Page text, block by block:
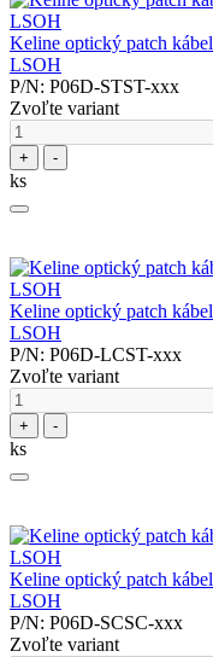
Keline optický patch
LSOH
P/N: P06D-STST-xxx
Zvoľte variant
+ -
ks
Keline optický patch
LSOH
P/N: P06D-LCST-xxx
Zvoľte variant
+ -
ks
Keline optický patch
LSOH
P/N: P06D-SCSC-xxx
Zvoľte variant